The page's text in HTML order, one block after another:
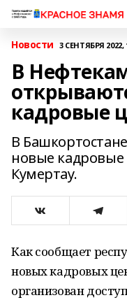
Новости 3 СЕНТЯБРЯ 2022,
В
кадровые
В
новые
Кумертау.
Как сообщает
новых кадровых
организован